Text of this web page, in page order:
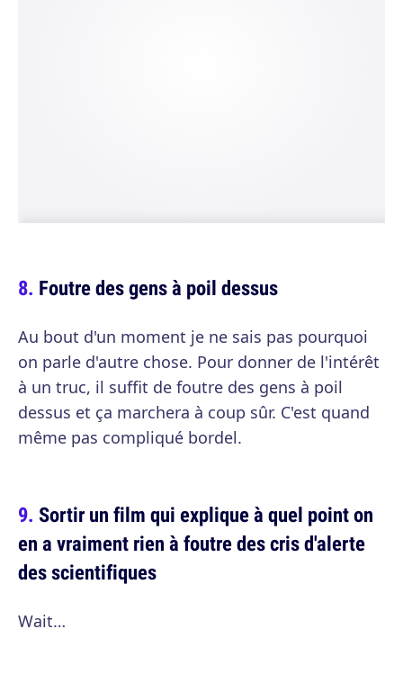
Foutre des gens à poil dessus
Au bout d'un moment je ne sais pas pourquoi
on parle d'autre chose. Pour donner de l'intérêt
à un truc, il suffit de foutre des gens à poil
dessus et ça marchera à coup sûr. C'est quand
même pas compliqué bordel.
Sortir un film qui explique à quel point on
en a vraiment rien à foutre des cris d'alerte
des scientifiques
Wait…